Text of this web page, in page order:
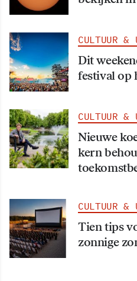
CULTUUR &
Dit
festival op
CULTUUR &
Nieuwe
kern
CULTUUR &
Tien tips
zonnige